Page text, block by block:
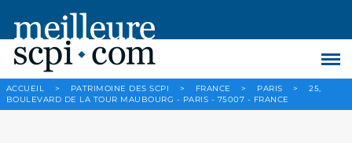
ACCUEIL > PATRIMOINE DES SCPI > FRANCE > PARIS >
25,
BOULEVARD DE LA TOUR MAUBOURG - PARIS - 75007 - FRANCE